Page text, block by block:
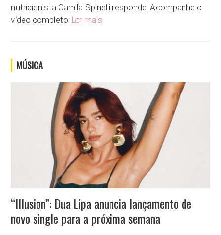
nutricionista Camila Spinelli responde. Acompanhe o
vídeo completo: Ler mais
MÚSICA
“Illusion”: Dua Lipa anuncia lançamento de
novo single para a próxima semana